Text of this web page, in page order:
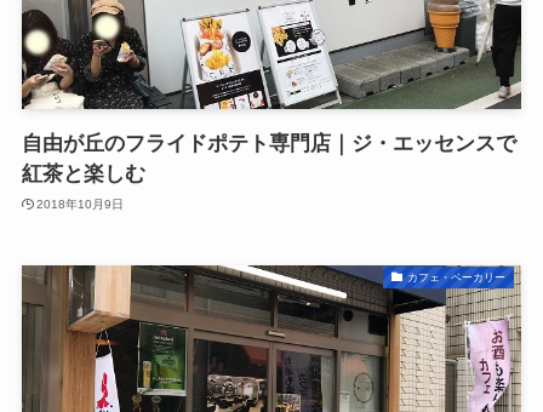
自由が丘のフライドポテト専門店｜ジ・エッセンスで
紅茶と楽しむ
2018年10月9日
カフェ・ベーカリー